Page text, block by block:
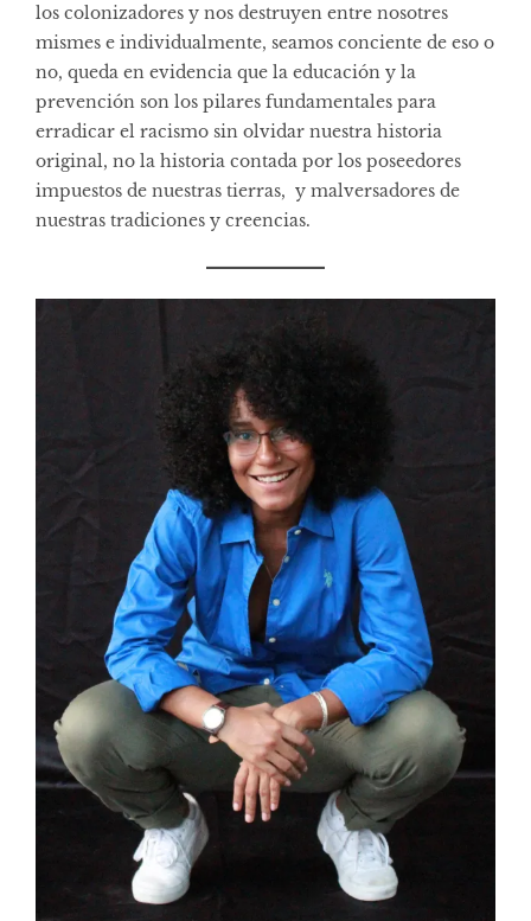
los colonizadores y nos destruyen entre nosotres
mismes e individualmente, seamos conciente de eso o
no, queda en evidencia que la educación y la
prevención son los pilares fundamentales para
erradicar el racismo sin olvidar nuestra historia
original, no la historia contada por los poseedores
impuestos de nuestras tierras, y malversadores de
nuestras tradiciones y creencias.